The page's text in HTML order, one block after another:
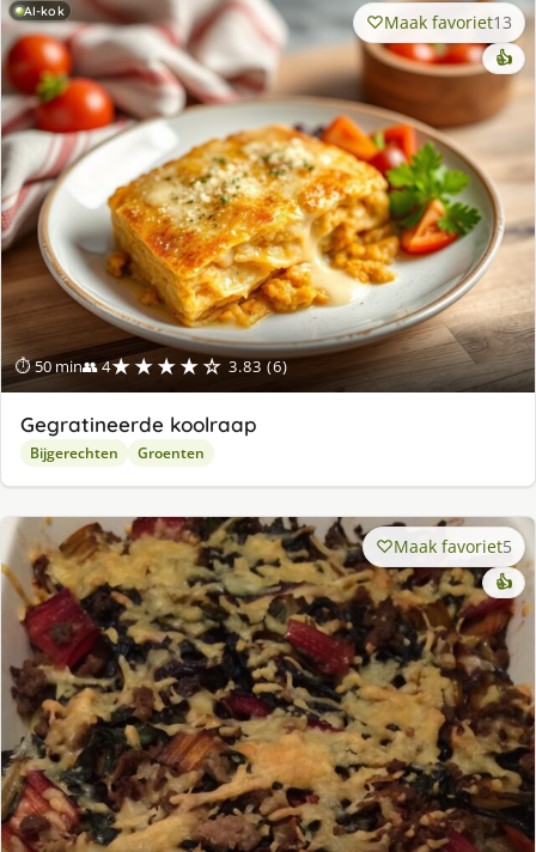
AI-kok
⏱ 50 min👥 4★★★★☆ 3.83 (6)
Maak favoriet13
👍
Gegratineerde koolraap
Bijgerechten Groenten
Maak favoriet5
👍